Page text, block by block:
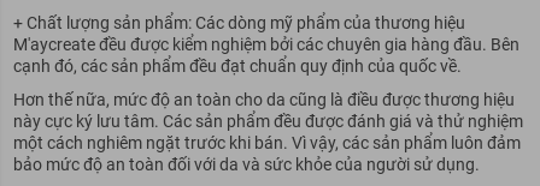
+ Chất lượng sản phẩm: Các dòng mỹ phẩm của thương hiệu
M'aycreate đều được kiểm nghiệm bởi các chuyên gia hàng đầu. Bên
cạnh đó, các sản phẩm đều đạt chuẩn quy định của quốc về.
Hơn thế nữa, mức độ an toàn cho da cũng là điều được thương hiệu
này cực ký lưu tâm. Các sản phẩm đều được đánh giá và thử nghiệm
một cách nghiêm ngặt trước khi bán. Vì vậy, các sản phẩm luôn đảm
bảo mức độ an toàn đối với da và sức khỏe của người sử dụng.